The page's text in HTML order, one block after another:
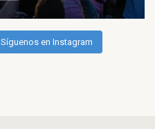
Síguenos en Instagram